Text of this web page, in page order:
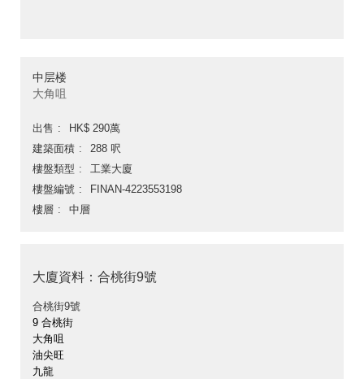
中层楼
大角咀
出售
HK$ 290萬
建築面積
288 呎
樓盤類型
工業大廈
樓盤編號
FINAN-4223553198
樓層
中層
大廈資料：合桃街9號
合桃街9號
9 合桃街
大角咀
油尖旺
九龍